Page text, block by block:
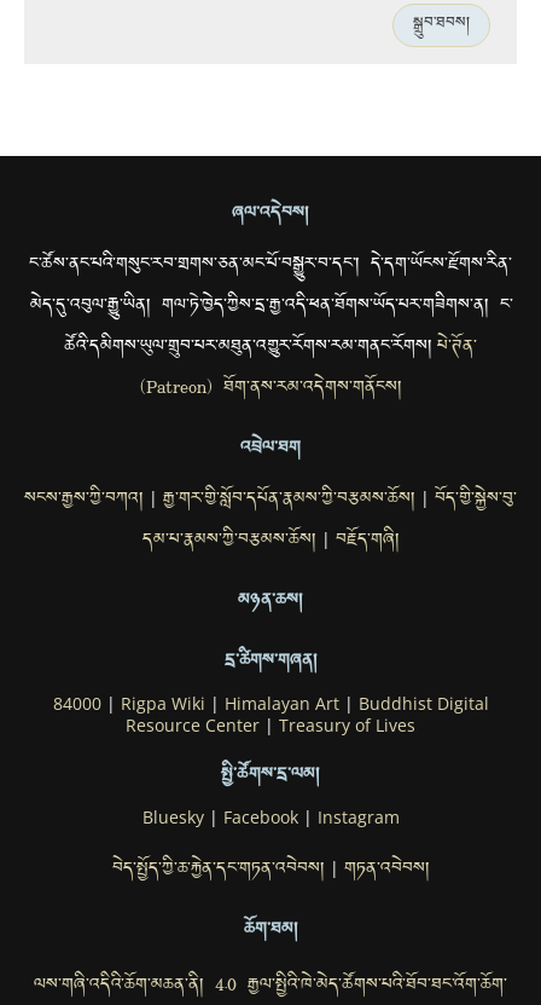
སྒྲུབ་ཐབས།
ཞལ་འདེབས།
ང་ཚོས་ནང་པའི་གསུང་རབ་གྲགས་ཅན་མང་པོ་བསྒྱུར་བ་དང་། དེ་དག་ཡོངས་རྫོགས་རིན་
མེད་དུ་འབུལ་རྒྱུ་ཡིན། གལ་ཏེ་ཁྱེད་ཀྱིས་དྲ་རྒྱ་འདི་ཕན་ཐོགས་ཡོད་པར་གཟིགས་ན། ང་
ཚོའི་དམིགས་ཡུལ་གྲུབ་པར་མཐུན་འགྱུར་རོགས་རམ་གནང་རོགས།པེ་ཊོན་
(Patreon) ཐོག་ནས་རམ་འདེགས་གནོངས།
འབྲེལ་ཐག
སངས་རྒྱས་ཀྱི་བཀའ། | རྒྱ་གར་གྱི་སློབ་དཔོན་རྣམས་ཀྱི་བརྩམས་ཆོས། | བོད་གྱི་སྐྱེས་བུ་
དམ་པ་རྣམས་ཀྱི་བརྩམས་ཆོས། | བརྗོད་གཞི།
མཉན་ཆས།
དྲ་ཚིགས་གཞན།
84000| Rigpa Wiki | Himalayan Art| Buddhist Digital
Resource Center | Treasury of Lives
སྤྱི་ཚོགས་དྲ་ལམ།
Bluesky| Facebook| Instagram
བེད་སྤྱོད་ཀྱི་ཆ་རྐྱེན་དང་གཏན་འབེབས། | གཏན་འབེབས།
ཆོག་ཐམ།
ལས་གཞི་འདིའི་ཆོག་མཆན་ནི། 4.0 རྒྱལ་སྤྱིའི་ཁེ་མེད་ཚོགས་པའི་ཐོབ་ཐང་འོག་ཆོག་